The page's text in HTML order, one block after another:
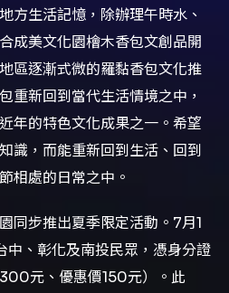
方生活記憶，除辦理午時水、
成美文化園檜木香包文創品開
區逐漸式微的羅黏香包文化推
重新回到當代生活情境之中，
年的特色文化成果之一。希望
識，而能重新回到生活、回到
相處的日常之中。
同步推出夏季限定活動。7月1
中、彰化及南投民眾，憑身分證
元、優惠價150元）。此